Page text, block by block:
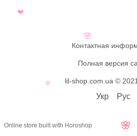
Контактная
Полная версия
lil-shop.com.ua ©
Укр Рус
Online store built with Horoshop
🌸
🌸
🌸
❤